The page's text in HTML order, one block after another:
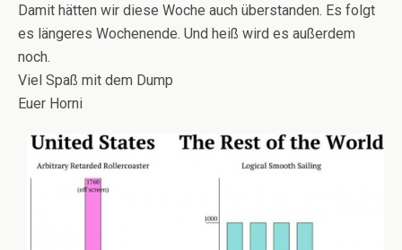
Damit hätten wir diese Woche auch überstanden. Es folgt
es längeres Wochenende. Und heiß wird es außerdem
noch.
Viel Spaß mit dem Dump
Euer Horni